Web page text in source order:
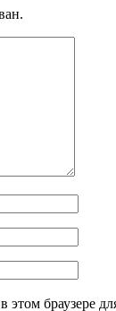
этом браузере